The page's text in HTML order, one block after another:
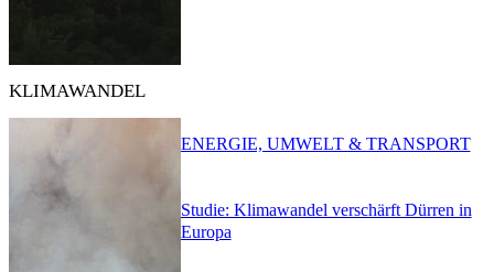
KLIMAWANDEL
Studie: Klimawandel verschärft Dürren in
Europa
ENERGIE, UMWELT & TRANSPORT